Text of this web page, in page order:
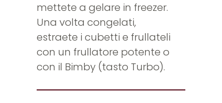
mettete a gelare in freezer.
Una volta congelati,
estraete i cubetti e frullateli
con un frullatore potente o
con il Bimby (tasto Turbo).